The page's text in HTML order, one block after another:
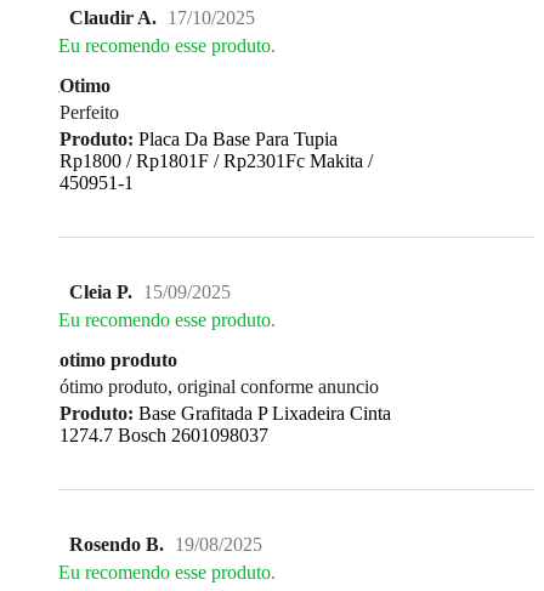
Claudir A. 17/10/2025
Eu recomendo esse produto.
Otimo
Perfeito
Produto: Placa Da Base Para Tupia
Rp1800 / Rp1801F / Rp2301Fc Makita /
450951-1
Cleia P. 15/09/2025
Eu recomendo esse produto.
otimo produto
ótimo produto, original conforme anuncio
Produto: Base Grafitada P Lixadeira Cinta
1274.7 Bosch 2601098037
Rosendo B. 19/08/2025
Eu recomendo esse produto.